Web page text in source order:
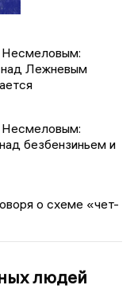
над Лежневым
безбензиньем и
о схеме «чет-
людей